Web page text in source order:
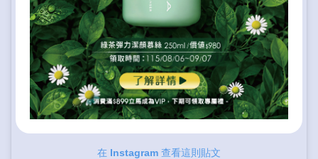
在 Instagram 查看這則貼文